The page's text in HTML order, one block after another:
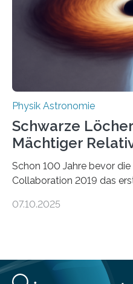
Verbrennungsmotoren
Wärmekraftmaschinen:
Energie in mechanische
ausgedrückt, Wärme in
quantenmechanischen
Physik Astronomie
Schwarze
Mächtiger
Schon 100 Jahre bevor
Collaboration 2019 das
hatte der Astronom Heber
werden auch von anderen
07.10.2025